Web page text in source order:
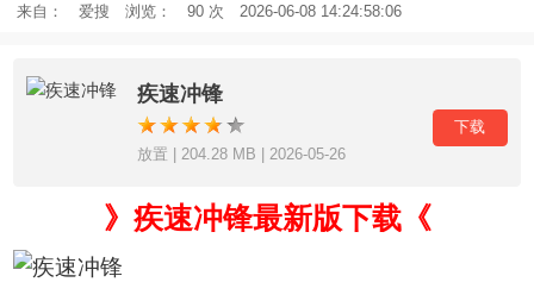
来自： 爱搜 浏览： 90 次 2026-06-08 14:24:58:06
疾速冲锋
放置 | 204.28 MB | 2026-05-26
下载
》疾速冲锋最新版下载《